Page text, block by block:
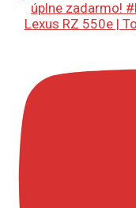
Lexus RZ 550e |